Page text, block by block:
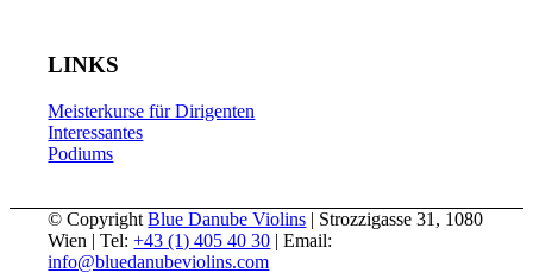
LINKS
Meisterkurse für Dirigenten
Interessantes
Podiums
© CopyrightBlue Danube Violins | Strozzigasse 31, 1080
Wien | Tel:+43 (1) 405 40 30 | Email:
info@bluedanubeviolins.com